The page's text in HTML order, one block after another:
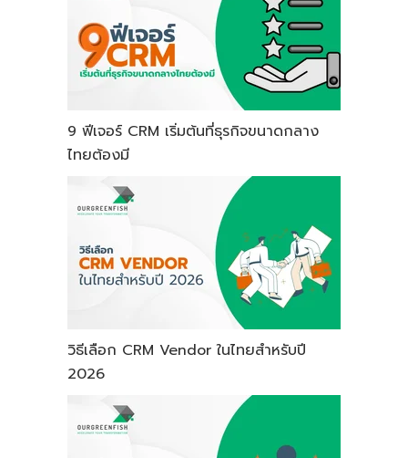
9 ฟีเจอร์ CRM เริ่มต้นที่ธุรกิจขนาดกลาง
ไทยต้องมี
วิธีเลือก CRM Vendor ในไทยสำหรับปี
2026